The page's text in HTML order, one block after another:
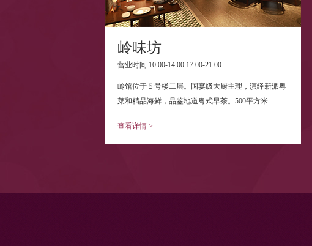
岭味坊
营业时间:10:00-14:00 17:00-21:00
岭馆位于５号楼二层。国宴级大厨主理，演绎新派粤
菜和精品海鲜，品鉴地道粤式早茶。500平方米...
查看详情 >